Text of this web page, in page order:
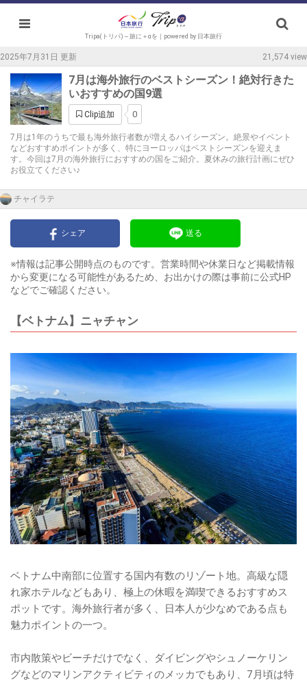
Tripa(トリパ)～旅に＋αを｜powered by 日本旅行
2025年7月31日 更新 21,574 view
7月は海外旅行のベストシーズン！絶対行きた
いおすすめの国9選
Clip追加 0
7月は1年のうちで最も海外旅行者数が増えるハイシーズン。絶景やイベント
などおすすめポイントが多く、特にヨーロッパはベストシーズンを迎えま
す。今回は7月の海外旅行におすすめの国をご紹介。夏休みの旅行計画にぜひ
お役立てください♪
チャイラテ
シェア 送る
※情報は記事公開時点のものです。営業時間や休業日など掲載情報
から変更になる可能性があるため、お出かけの際は事前に公式HP
などでご確認ください。
【ベトナム】ニャチャン
ベトナム中南部に位置する国内有数のリゾート地。高級な隠
れ家ホテルなどもあり、極上の休暇を満喫できるおすすめス
ポットです。海外旅行者が多く、日本人が少なめである点も
魅力ポイントの一つ。
市内散策やビーチだけでなく、ダイビングやシュノーケリン
グなどのマリンアクティビティのメッカでもあり、7月頃は特